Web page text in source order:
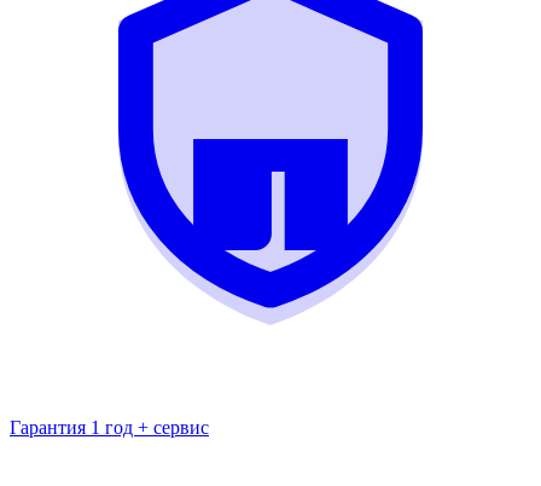
Гарантия 1 год + сервис